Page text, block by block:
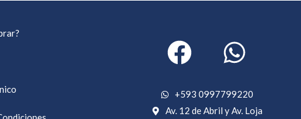
+593 0997799220
Av. 12 de Abril y Av. Loja